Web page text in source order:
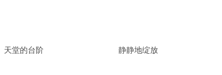
天堂的台阶 静静地绽放